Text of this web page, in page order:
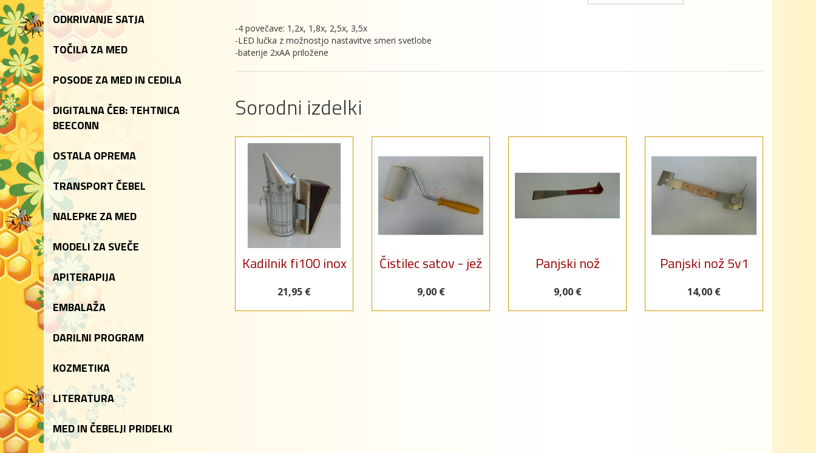
ODKRIVANJE SATJA
TOČILA ZA MED
POSODE ZA MED IN CEDILA
DIGITALNA ČEB: TEHTNICA
BEECONN
OSTALA OPREMA
TRANSPORT ČEBEL
NALEPKE ZA MED
MODELI ZA SVEČE
APITERAPIJA
EMBALAŽA
DARILNI PROGRAM
KOZMETIKA
LITERATURA
MED IN ČEBELJI PRIDELKI
-4 povečave: 1,2x, 1,8x, 2,5x, 3,5x
-LED lučka z možnostjo nastavitve smeri svetlobe
-baterije 2xAA priložene
Sorodni izdelki
Kadilnik fi100 inox
21,95 €
Čistilec satov - jež
9,00 €
Panjski nož
9,00 €
Panjski nož 5v1
14,00 €